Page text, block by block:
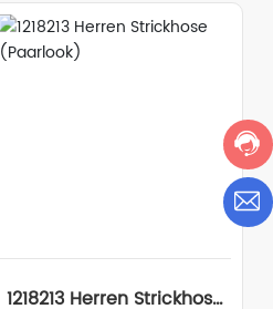
1218213 Herren Strickhose